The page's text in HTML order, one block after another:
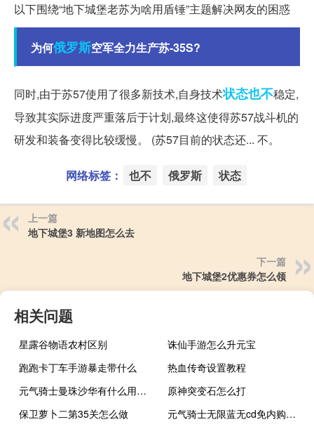
以下围绕“地下城堡老苏为啥用盾锤”主题解决网友的困惑
为何俄罗斯空军全力生产苏-35S?
同时,由于苏57使用了很多新技术,自身技术状态也不稳定,
导致其实际进度严重落后于计划,最终这使得苏57战斗机的
研发和装备变得比较缓慢。 (苏57目前的状态还... 不。
网络标签： 也不 俄罗斯 状态
上一篇
地下城堡3 新地图怎么去
下一篇
地下城堡2优惠券怎么领
相关问题
星露谷物语农村区别
诛仙手游怎么升元宝
跑跑卡丁车手游暴走带什么
热血传奇设置教程
元气骑士曼珠沙华有什么用多久成熟
原神突变石怎么打
保卫萝卜二第35关怎么做
元气骑士无限蓝无cd免内购最新版下载